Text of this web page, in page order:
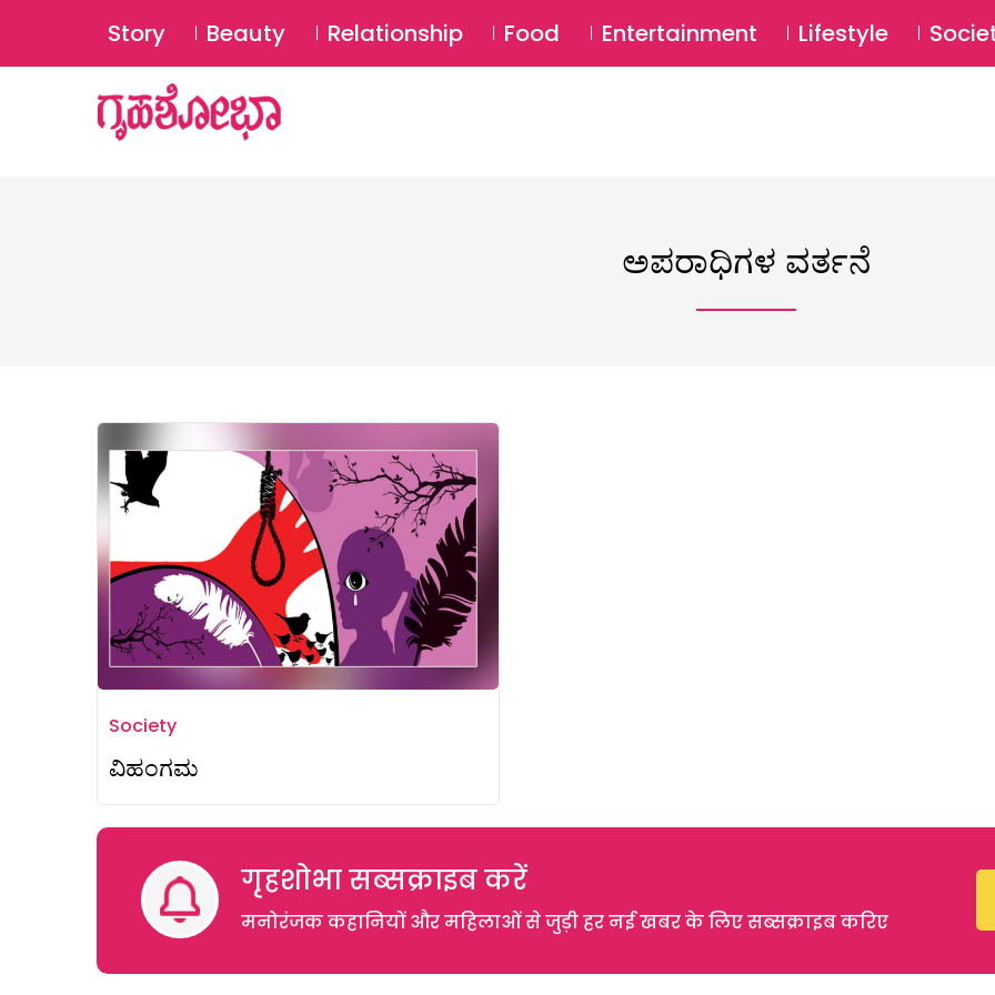
Story Beauty Relationship Food Entertainment Lifestyle
ಅಪರಾಧಿಗಳ ವರ್ತನೆ
Society
ವಿಹಂಗಮ
गृहशोभा सब्सक्राइब करें
मनोरंजक कहानियों और महिलाओं से जुड़ी हर नई खबर के लिए सब्सक्राइब करिए